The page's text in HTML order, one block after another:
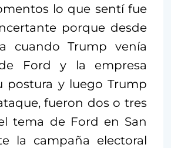
lo que sentí fue
porque desde
cuando Trump venía
Ford y la empresa
postura y luego Trump
fueron dos o tres
tema de Ford en San
la campaña electoral